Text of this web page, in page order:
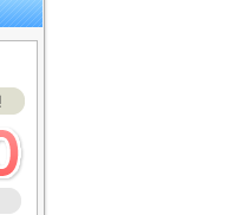
会保